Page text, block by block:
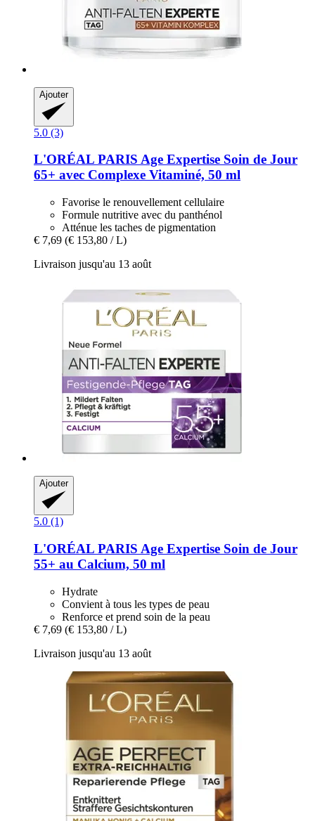
Ajouter
5.0 (3)
L'ORÉAL PARIS Age Expertise Soin de Jour
65+ avec Complexe Vitaminé, 50 ml
Favorise le renouvellement cellulaire
Formule nutritive avec du panthénol
Atténue les taches de pigmentation
€ 7,69 (€ 153,80 / L)
Livraison jusqu'au 13 août
Ajouter
5.0 (1)
L'ORÉAL PARIS Age Expertise Soin de Jour
55+ au Calcium, 50 ml
Hydrate
Convient à tous les types de peau
Renforce et prend soin de la peau
€ 7,69 (€ 153,80 / L)
Livraison jusqu'au 13 août